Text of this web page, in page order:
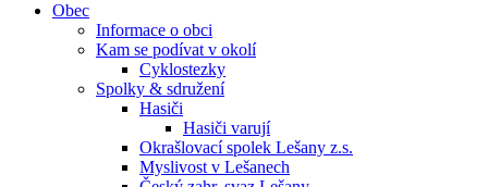
Obec
Informace o obci
Kam se podívat v okolí
Cyklostezky
Spolky & sdružení
Hasiči
Hasiči varují
Okrašlovací spolek Lešany z.s.
Myslivost v Lešanech